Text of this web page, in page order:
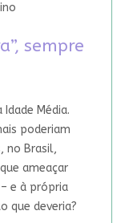
sempre
Média.
poderiam
no Brasil,
ameaçar
e à própria
que deveria?